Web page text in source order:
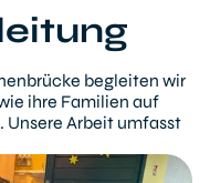
begleiten wir
ihre Familien auf
Arbeit umfasst